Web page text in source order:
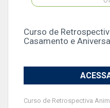
Curso de
Casamento e
Curso de Retrospectiva